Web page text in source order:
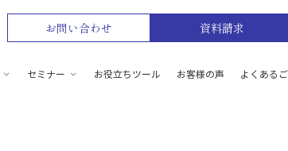
お問い合わせ 資料請求
セミナー お役立ちツール お客様の声 よくある